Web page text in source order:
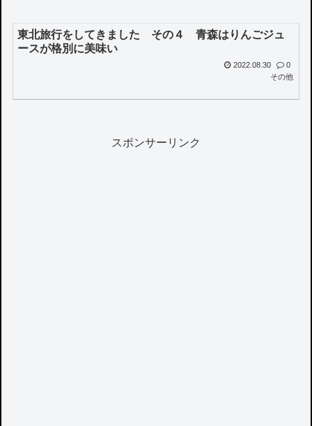
東北旅行をしてきました その４ 青森はりんごジュ
ースが格別に美味い
2022.08.30
0
その他
スポンサーリンク